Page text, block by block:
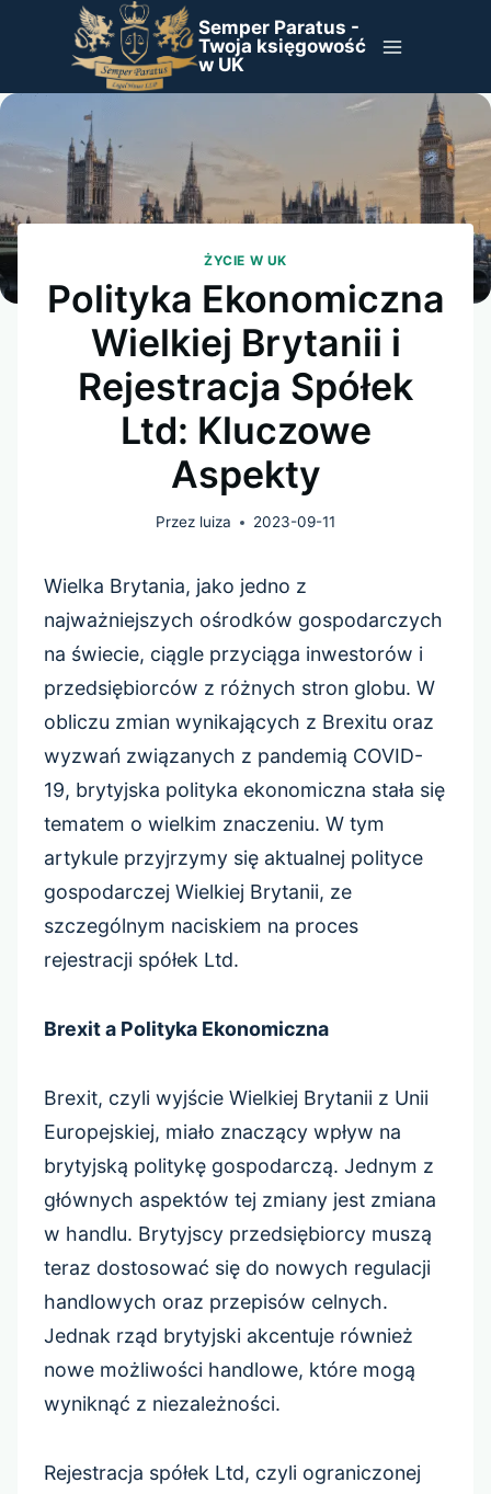
Semper Paratus -
Twoja księgowość
w UK
ŻYCIE W UK
Polityka Ekonomiczna
Wielkiej Brytanii i
Rejestracja Spółek
Ltd: Kluczowe
Aspekty
Przez luiza 2023-09-11
Wielka Brytania, jako jedno z
najważniejszych ośrodków gospodarczych
na świecie, ciągle przyciąga inwestorów i
przedsiębiorców z różnych stron globu. W
obliczu zmian wynikających z Brexitu oraz
wyzwań związanych z pandemią COVID-
19, brytyjska polityka ekonomiczna stała się
tematem o wielkim znaczeniu. W tym
artykule przyjrzymy się aktualnej polityce
gospodarczej Wielkiej Brytanii, ze
szczególnym naciskiem na proces
rejestracji spółek Ltd.
Brexit a Polityka Ekonomiczna
Brexit, czyli wyjście Wielkiej Brytanii z Unii
Europejskiej, miało znaczący wpływ na
brytyjską politykę gospodarczą. Jednym z
głównych aspektów tej zmiany jest zmiana
w handlu. Brytyjscy przedsiębiorcy muszą
teraz dostosować się do nowych regulacji
handlowych oraz przepisów celnych.
Jednak rząd brytyjski akcentuje również
nowe możliwości handlowe, które mogą
wyniknąć z niezależności.
Rejestracja spółek Ltd, czyli ograniczonej